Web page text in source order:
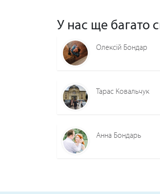
У нас ще багато
Олексій Бондар
Тарас Ковальчук
Анна Бондарь